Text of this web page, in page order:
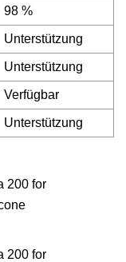
98 %
Unterstützung
Unterstützung
Verfügbar
Unterstützung